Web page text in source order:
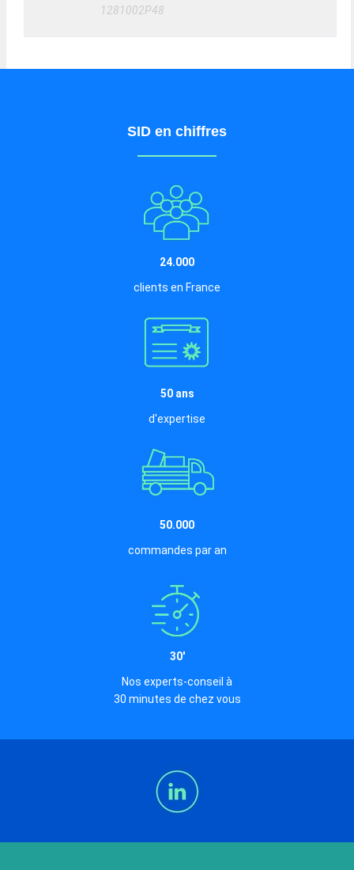
1281002P48
SID en chiffres
24.000
clients en France
50 ans
d'expertise
50.000
commandes par an
30'
Nos experts-conseil à
30 minutes de chez vous